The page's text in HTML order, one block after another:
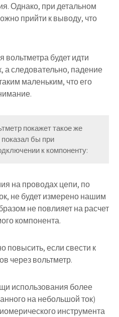
Однако, при детальном
прийти к выводу, что
будет идти
а следовательно, падение
маленьким, что его
покажет такое же
бы при
к компоненту:
на проводах цепи, по
не будет измерено нашим
не повлияет на расчет
компонента.
повысить, если свести к
через вольтметр.
использования более
на небольшой ток)
инструмента